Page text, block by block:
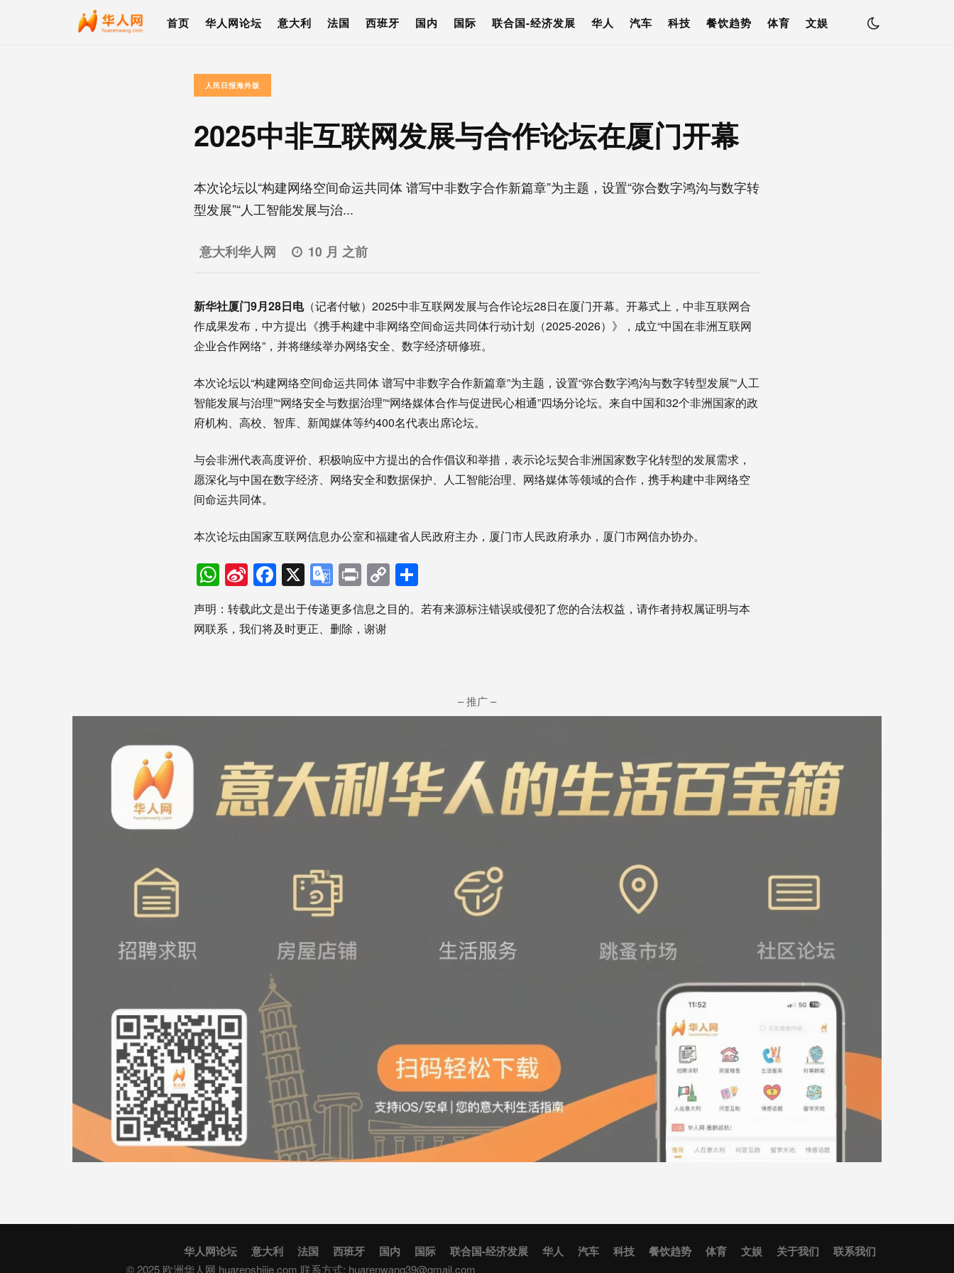
首页 华人网论坛 意大利 法国 西班牙 国内 国际 联合国-经济发展 华人 汽车 科技 餐饮趋势 体育 文娱
人民日报海外版
2025中非互联网发展与合作论坛在厦门开幕
本次论坛以“构建网络空间命运共同体 谱写中非数字合作新篇章”为主题，设置“弥合数字鸿沟与数字转
型发展”“人工智能发展与治...
意大利华人网 10 月 之前
新华社厦门9月28日电（记者付敏）2025中非互联网发展与合作论坛28日在厦门开幕。开幕式上，中非互联网合
作成果发布，中方提出《携手构建中非网络空间命运共同体行动计划（2025-2026）》，成立“中国在非洲互联网
企业合作网络”，并将继续举办网络安全、数字经济研修班。
本次论坛以“构建网络空间命运共同体 谱写中非数字合作新篇章”为主题，设置“弥合数字鸿沟与数字转型发展”“人工
智能发展与治理”“网络安全与数据治理”“网络媒体合作与促进民心相通”四场分论坛。来自中国和32个非洲国家的政
府机构、高校、智库、新闻媒体等约400名代表出席论坛。
与会非洲代表高度评价、积极响应中方提出的合作倡议和举措，表示论坛契合非洲国家数字化转型的发展需求，
愿深化与中国在数字经济、网络安全和数据保护、人工智能治理、网络媒体等领域的合作，携手构建中非网络空
间命运共同体。
本次论坛由国家互联网信息办公室和福建省人民政府主办，厦门市人民政府承办，厦门市网信办协办。
WhatsApp
Sina
Weibo
Facebook
X Google
Translate
PrintCopy
Link享
声明：转载此文是出于传递更多信息之目的。若有来源标注错误或侵犯了您的合法权益，请作者持权属证明与本
网联系，我们将及时更正、删除，谢谢
– 推广 –
华人网论坛 意大利 法国 西班牙 国内 国际 联合国-经济发展 华人 汽车 科技 餐饮趋势 体育 文娱 关于我们 联系我们
© 2025 欧洲华人网 huarenshijie.com 联系方式: huarenwang39@gmail.com